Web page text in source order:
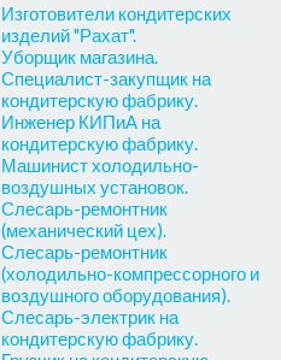
Изготовители кондитерских
изделий "Рахат".
Уборщик магазина.
Специалист-закупщик на
кондитерскую фабрику.
Инженер КИПиА на
кондитерскую фабрику.
Машинист холодильно-
воздушных установок.
Слесарь-ремонтник
(механический цех).
Слесарь-ремонтник
(холодильно-компрессорного и
воздушного оборудования).
Слесарь-электрик на
кондитерскую фабрику.